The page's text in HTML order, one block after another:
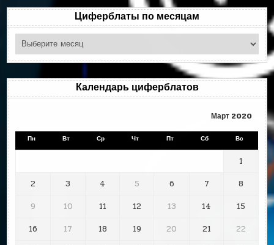
Циферблаты по месяцам
Циферблаты
по
месяцам
Календарь циферблатов
Март 2020
Пн Вт Ср Чт Пт Сб Вс
1
2
3 4 5 6 7
8
9
10 11 12 13 14
15
16
17 18 19 20 21
22